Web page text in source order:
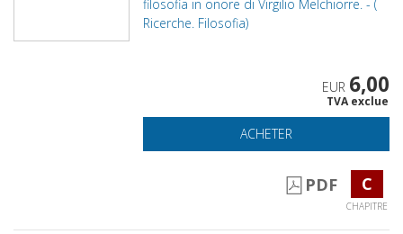
filosofia in onore di Virgilio Melchiorre. - (
Ricerche. Filosofia)
EUR 6,00
TVA exclue
ACHETER
PDF C
CHAPITRE